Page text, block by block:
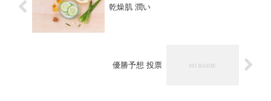
乾燥肌 潤い
優勝予想 投票